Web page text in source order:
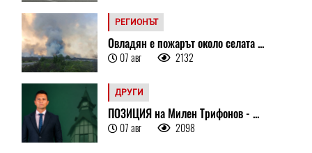
РЕГИОНЪТ
Овладян е пожарът около селата ...
07 авг 2132
ДРУГИ
ПОЗИЦИЯ на Милен Трифонов - ...
07 авг 2098